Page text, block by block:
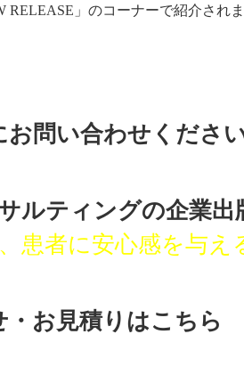
RELEASE」のコーナーで紹介され
お問い合わせくださ
ルティングの企業出
患者に安心感を与え
・お見積りはこちら